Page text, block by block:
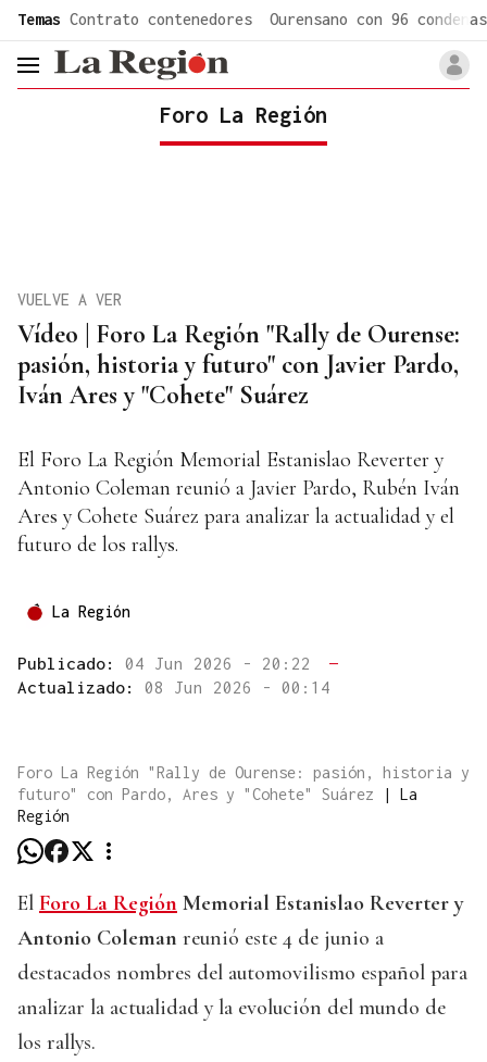
Temas Contrato contenedores Ourensano con 96 condenas
header.menu.open
Foro La Región
Vídeo | Foro La Región "Rally de Ourense:
pasión, historia y futuro" con Javier Pardo,
Iván Ares y "Cohete" Suárez
VUELVE A VER
El Foro La Región Memorial Estanislao Reverter y
Antonio Coleman reunió a Javier Pardo, Rubén Iván
Ares y Cohete Suárez para analizar la actualidad y el
futuro de los rallys.
La Región
Publicado: 04 Jun 2026 - 20:22
—
Actualizado: 08 Jun 2026 - 00:14
Foro La Región "Rally de Ourense: pasión, historia y
futuro" con Pardo, Ares y "Cohete" Suárez
| La
Región
El Foro La Región Memorial Estanislao Reverter y
Antonio Coleman reunió este 4 de junio a
destacados nombres del automovilismo español para
analizar la actualidad y la evolución del mundo de
los rallys.